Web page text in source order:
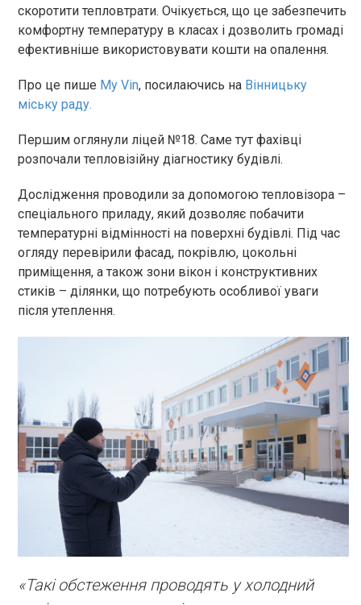
скоротити тепловтрати. Очікується, що це забезпечить
комфортну температуру в класах і дозволить громаді
ефективніше використовувати кошти на опалення.
Про це пише My Vin, посилаючись на Вінницьку
міську раду.
Першим оглянули ліцей №18. Саме тут фахівці
розпочали тепловізійну діагностику будівлі.
Дослідження проводили за допомогою тепловізора –
спеціального приладу, який дозволяє побачити
температурні відмінності на поверхні будівлі. Під час
огляду перевірили фасад, покрівлю, цокольні
приміщення, а також зони вікон і конструктивних
стиків – ділянки, що потребують особливої уваги
після утеплення.
«Такі обстеження проводять у холодний